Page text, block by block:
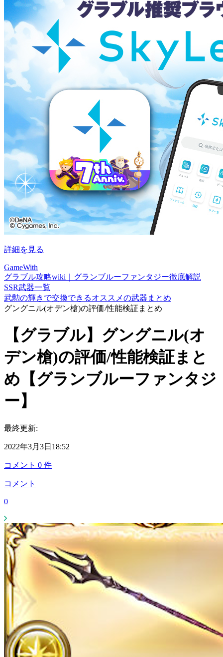
詳細を見る
GameWith
グラブル攻略wiki｜グランブルーファンタジー徹底解説
SSR武器一覧
武勲の輝きで交換できるオススメの武器まとめ
グングニル(オデン槍)の評価/性能検証まとめ
【グラブル】グングニル(オ
デン槍)の評価/性能検証まと
め【グランブルーファンタジ
ー】
最終更新:
2022年3月3日18:52
コメント 0 件
コメント
0